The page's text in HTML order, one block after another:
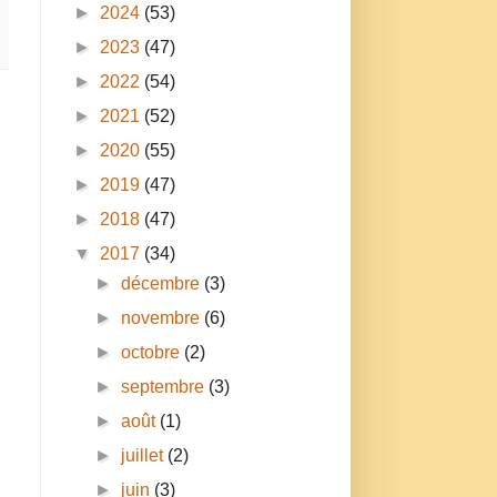
► 2024 (53)
► 2023 (47)
► 2022 (54)
► 2021 (52)
► 2020 (55)
► 2019 (47)
► 2018 (47)
▼ 2017 (34)
►décembre (3)
► novembre (6)
►octobre (2)
►septembre (3)
►août (1)
► juillet (2)
► juin (3)